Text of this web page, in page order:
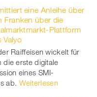
eine Anleihe über
Franken über die
Plattform
Valyo
Raiffeisen wickelt für
die erste digitale
eines SMI-
ab. Weiterlesen